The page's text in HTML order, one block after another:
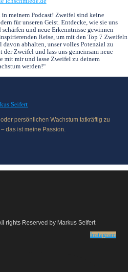
meinem Podcast! Zweifel sind keine
für unseren Geist. Entdecke, wie sie uns
schärfen und neue Erkenntnisse gewinnen
Reise, um mit den Top 7 Zweifeln
davon abhalten, unser volles Potenzial zu
Zweifel und lass uns gemeinsam neue
mit mir und lasse Zweifel zu deinem
werden!“
persönlichen Wachstum tatkräftig zu
das ist meine Passion.
rights Reserved by Markus Seifert
Instagram